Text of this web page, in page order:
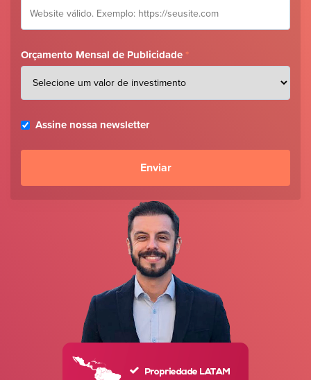
Orçamento Mensal de Publicidade *
Assine nossa newsletter